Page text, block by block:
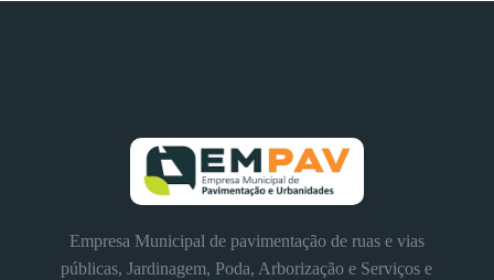
Empresa Municipal de pavimentação de ruas e vias
públicas, Jardinagem, Poda, Arborização e Serviços e